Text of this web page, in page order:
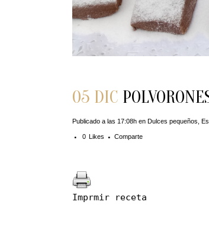
05 DIC
Publicado a las 17:08h en Dulces pequeños
0 Likes Comparte
Imprmir receta